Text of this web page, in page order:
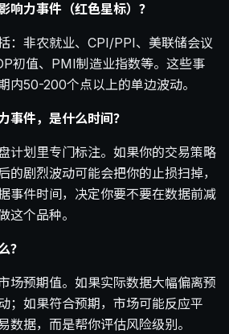
响力事件（红色星标）？
：非农就业、CPI/PPI、美联储会议
初值、PMI制造业指数等。这些事
内50-200个点以上的单边波动。
事件，是什么时间？
计划里专门标注。如果你的交易策略
的剧烈波动可能会把你的止损扫掉，
事件时间，决定你要不要在数据前减
这个品种。
？
场预期值。如果实际数据大幅偏离预
；如果符合预期，市场可能反应平
数据，而是帮你评估风险级别。